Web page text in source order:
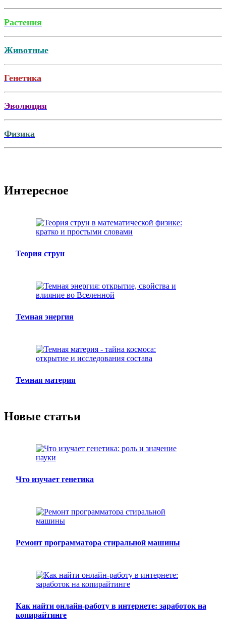
Растения
Животные
Генетика
Эволюция
Физика
Интересное
Теория струн
Темная энергия
Темная материя
Новые статьи
Что изучает генетика
Ремонт программатора стиральной машины
Как найти онлайн-работу в интернете: заработок на
копирайтинге